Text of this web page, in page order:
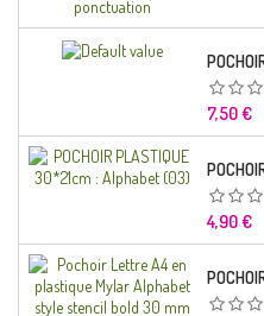
Prix
7,50 €
Prix
4,90 €